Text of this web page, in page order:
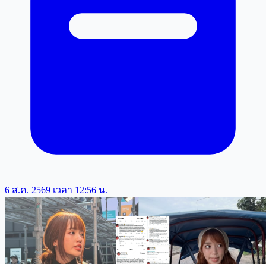
6 ส.ค. 2569 เวลา 12:56 น.